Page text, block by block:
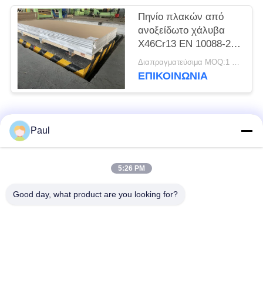
Πηνίο πλακών από
ανοξείδωτο χάλυβα
X46Cr13 EN 10088-2
1.4034 Υλικό
Διαπραγματεύσιμα MOQ:1 τόνος
ΕΠΙΚΟΙΝΩΝΊΑ
Λαϊκή κατηγορία
Σκληραίνοντας
Paul
5:26 PM
Good day, what product are you looking for?